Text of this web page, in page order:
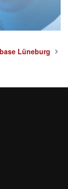
Lüneburg